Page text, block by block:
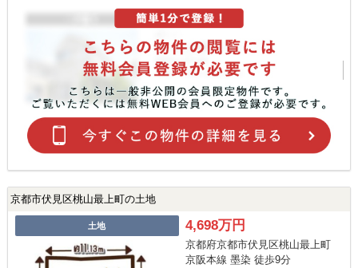
京都市伏見区桃山最上町の土地
土地 4,698万円
京都府京都市伏見区桃山最上町
京阪本線 墨染 徒歩9分